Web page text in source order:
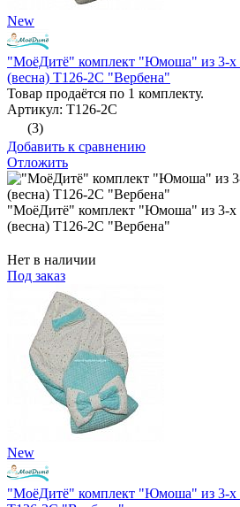
New
"МоёДитё" комплект "Юмоша" из 3-х
(весна) Т126-2С "Вербена"
Товар продаётся по 1 комплекту.
Артикул: Т126-2С
(3)
Добавить к сравнению
Отложить
"МоёДитё" комплект "Юмоша" из 3-х
(весна) Т126-2С "Вербена"
Нет в наличии
Под заказ
New
"МоёДитё" комплект "Юмоша" из 3-х